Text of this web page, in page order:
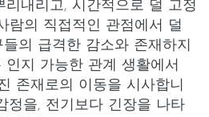
내리고, 시간적으로 덜 고정
람의 직접적인 관점에서 덜
들의 급격한 감소와 존재하지
인지 가능한 관계 생활에서
존재로의 이동을 시사합니
정을, 전기보다 긴장을 나타